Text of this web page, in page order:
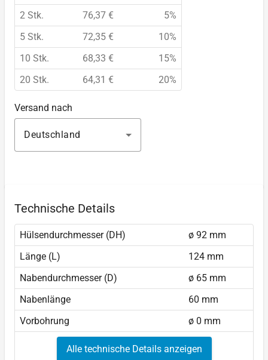
2 Stk. 76,37 €
5%
5 Stk.
72,35 €
10%
10 Stk.
68,33 €
15%
20 Stk.
64,31 € 20%
Versand nach
Deutschland
Technische Details
Hülsendurchmesser (DH)
ø 92 mm
Länge (L)
124 mm
Nabendurchmesser (D)
ø 65 mm
Nabenlänge
60 mm
Vorbohrung
ø 0 mm
Alle technische Details anzeigen